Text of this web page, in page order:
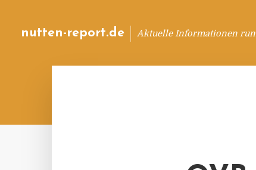
nutten-report.de Aktuelle Informationen